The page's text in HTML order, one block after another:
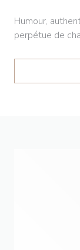
Humour,
perpétue de